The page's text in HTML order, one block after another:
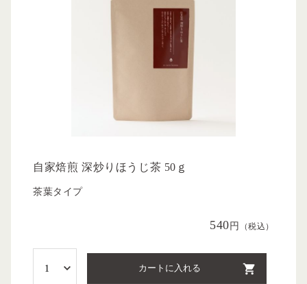
自家焙煎 深炒りほうじ茶 50ｇ
茶葉タイプ
540円 （税込）
カートに入れる